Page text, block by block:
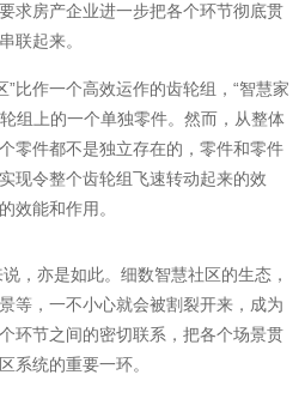
求房产企业进一步把各个环节彻底贯
联起来。
”比作一个高效运作的齿轮组，“智慧家
组上的一个单独零件。然而，从整体
零件都不是独立存在的，零件和零件
现令整个齿轮组飞速转动起来的效
效能和作用。
，亦是如此。细数智慧社区的生态，
等，一不小心就会被割裂开来，成为
环节之间的密切联系，把各个场景贯
系统的重要一环。